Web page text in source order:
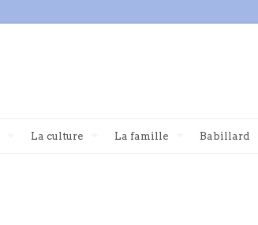
La culture La famille Babillard